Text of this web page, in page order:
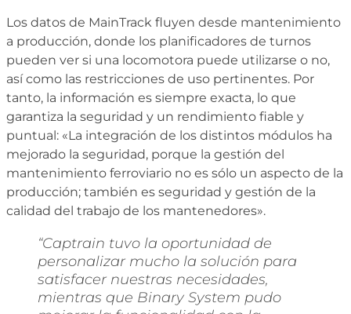
Los datos de MainTrack fluyen desde mantenimiento
a producción, donde los planificadores de turnos
pueden ver si una locomotora puede utilizarse o no,
así como las restricciones de uso pertinentes. Por
tanto, la información es siempre exacta, lo que
garantiza la seguridad y un rendimiento fiable y
puntual: «La integración de los distintos módulos ha
mejorado la seguridad, porque la gestión del
mantenimiento ferroviario no es sólo un aspecto de la
producción; también es seguridad y gestión de la
calidad del trabajo de los mantenedores».
“Captrain tuvo la oportunidad de
personalizar mucho la solución para
satisfacer nuestras necesidades,
mientras que Binary System pudo